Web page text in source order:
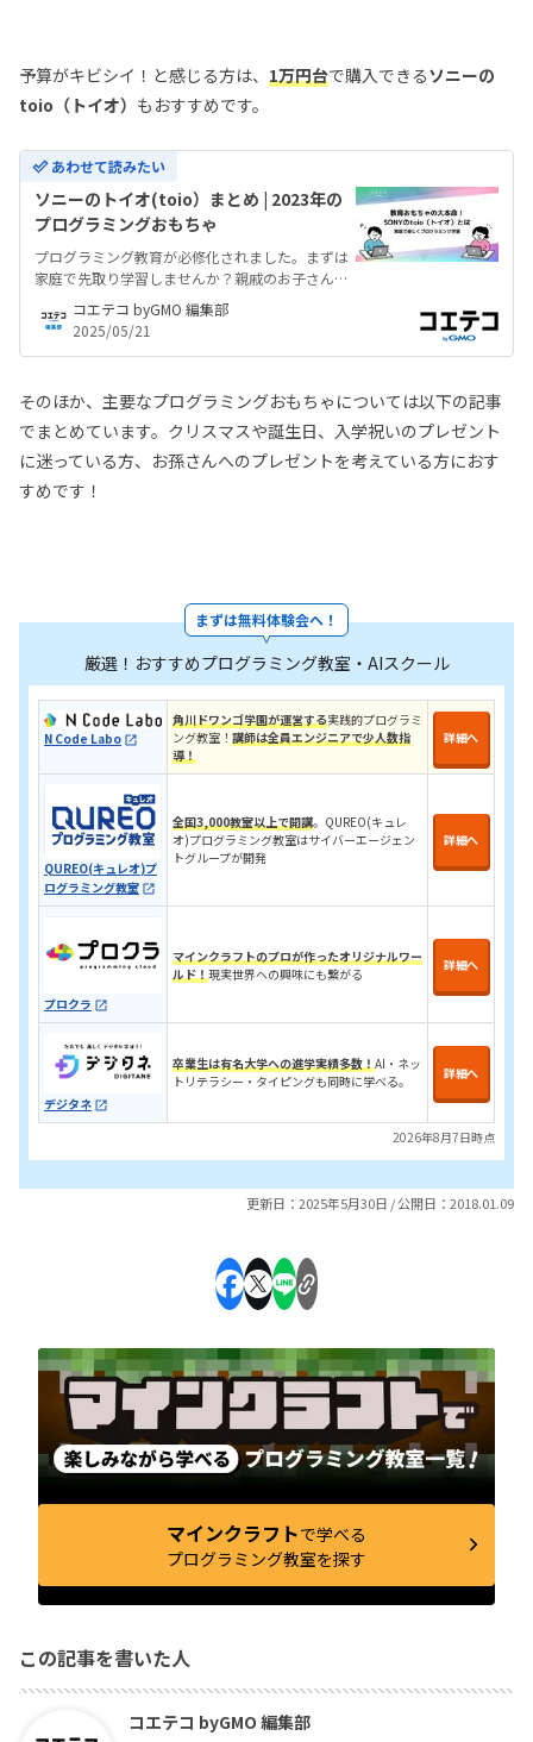
予算がキビシイ！と感じる方は、 1万円台で購入できるソニーの
toio（トイオ） もおすすめです。
あわせて読みたい
ソニーのトイオ(toio）まとめ | 2023年の
プログラミングおもちゃ
プログラミング教育が必修化されました。まずは
家庭で先取り学習しませんか？親戚のお子さん・
お孫さんへのプレゼントにもぴったり！ソニーの
プログラミングおもちゃtoio（トイオ）について
まとめました。
コエテコ byGMO 編集部
2025/05/21
そのほか、主要なプログラミングおもちゃについては以下の記事
でまとめています。クリスマスや誕生日、入学祝いのプレゼント
に迷っている方、お孫さんへのプレゼントを考えている方におす
すめです！
まずは無料体験会へ！
厳選！おすすめプログラミング教室・AIスクール
N Code Labo
角川ドワンゴ学園が運営する実践的プログラミ
ング教室！ 講師は全員エンジニアで少人数指
導！
詳細へ
QUREO(キュレオ)プ
ログラミング教室
全国3,000教室以上で開講。QUREO(キュレ
オ)プログラミング教室はサイバーエージェン
トグループが開発
詳細へ
プロクラ
マインクラフトのプロが作ったオリジナルワー
ルド！ 現実世界への興味にも繋がる 詳細へ
デジタネ
卒業生は有名大学への進学実績多数！AI・ネッ
トリテラシー・タイピングも同時に学べる。
詳細へ
2026年8月7日時点
更新日：2025年5月30日 / 公開日：2018.01.09
マインクラフトで学べる
プログラミング教室を探す
この記事を書いた人
コエテコ byGMO 編集部